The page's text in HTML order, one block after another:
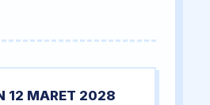
12 MARET 2028